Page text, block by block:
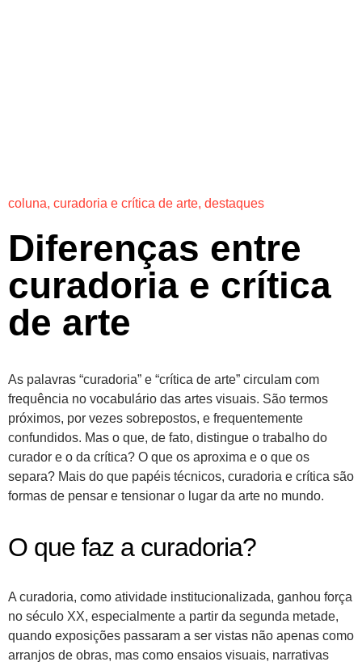
coluna, curadoria e crítica de arte, destaques
Diferenças entre
curadoria e crítica
de arte
As palavras “curadoria” e “crítica de arte” circulam com
frequência no vocabulário das artes visuais. São termos
próximos, por vezes sobrepostos, e frequentemente
confundidos. Mas o que, de fato, distingue o trabalho do
curador e o da crítica? O que os aproxima e o que os
separa? Mais do que papéis técnicos, curadoria e crítica são
formas de pensar e tensionar o lugar da arte no mundo.
O que faz a curadoria?
A curadoria, como atividade institucionalizada, ganhou força
no século XX, especialmente a partir da segunda metade,
quando exposições passaram a ser vistas não apenas como
arranjos de obras, mas como ensaios visuais, narrativas